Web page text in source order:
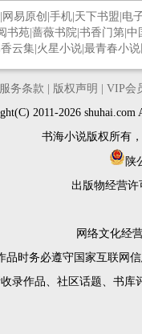
网易原创 手机 天下书盟 电
书苑 蔷薇书院 书香门第 中
云集 火星小说 最青春小
服务条款 版权声明
VIP会
2011-2026
书海小说版权所有
陕
出版物经营许
网络文化经
品时务必遵守国家互联网
录作品、社区话题、书库